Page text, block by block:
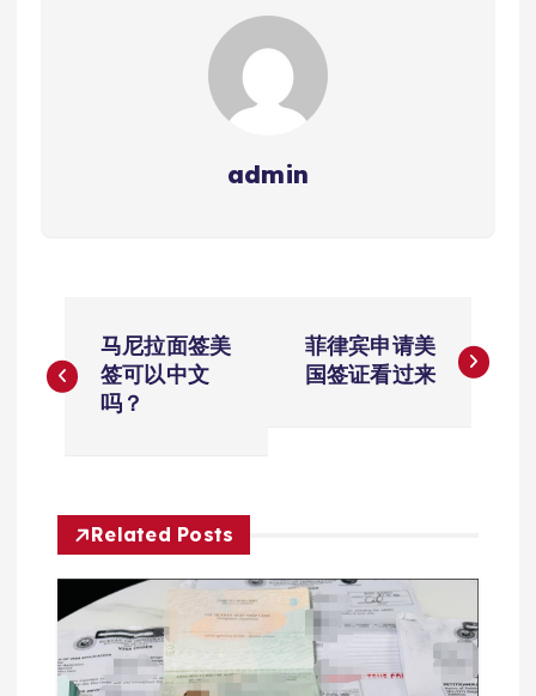
admin
章
航
马尼拉面签美
签可以中文
吗？
菲律宾申请美
国签证看过来
Related Posts